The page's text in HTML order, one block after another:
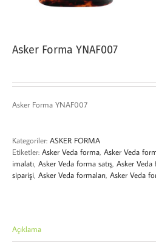
Asker Forma YNAF007
Asker Forma YNAF007
Kategoriler: ASKER FORMA
Etiketler: Asker Veda forma Asker Veda
imalatı Asker Veda forma satış Asker Veda
siparişi Asker Veda formaları Asker Veda
Açıklama